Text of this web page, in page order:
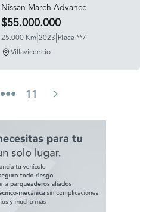
Nissan March Advance
$55.000.000
25.000 Km|2023|Placa **7
Villavicencio
••• 11